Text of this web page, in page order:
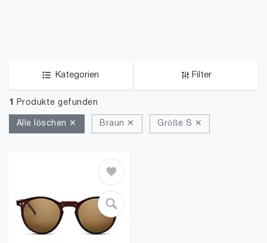
Kategorien Filter
1 Produkte gefunden
Alle löschen ✕ Braun ✕ Größe S ✕